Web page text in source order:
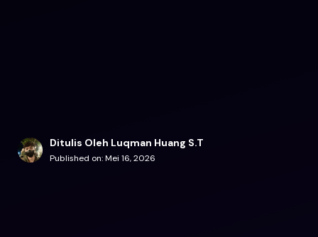
Ditulis Oleh Luqman Huang S.T
Published on:Mei 16, 2026